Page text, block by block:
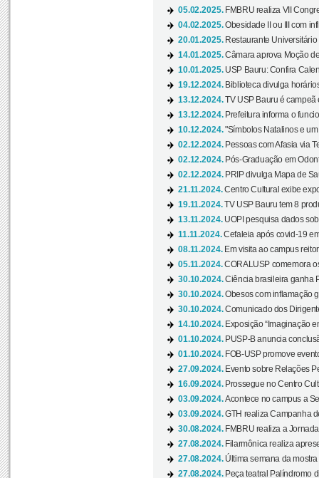
05.02.2025. FMBRU realiza VII
04.02.2025.Obesidade II ou III com
20.01.2025. Restaurante
14.01.2025.Câmara aprova Moção
10.01.2025. USP Bauru: Confira
19.12.2024. Biblioteca divulga
13.12.2024.TV USP Bauru é campeã
13.12.2024. Prefeitura informa o
10.12.2024."Símbolos Natalinos e
02.12.2024. Pessoas com Afasia via
02.12.2024. Pós-Graduação em
02.12.2024. PRIP divulga Mapa de
21.11.2024.Centro Cultural exibe
19.11.2024.TV USP Bauru tem 8
13.11.2024. UOPI pesquisa dados
11.11.2024.Cefaleia após covid-19
08.11.2024. Em visita ao campus
05.11.2024.CORALUSP comemora
30.10.2024.Ciência brasileira ganha
30.10.2024.Obesos com inflamação
30.10.2024.Comunicado dos
14.10.2024. Exposição “Imaginação
01.10.2024. PUSP-B anuncia
01.10.2024. FOB-USP promove
27.09.2024. Evento sobre Relações
16.09.2024. Prossegue no Centro
03.09.2024.Acontece no campus a
03.09.2024.GTH realiza Campanha
30.08.2024. FMBRU realiza a
27.08.2024. Filarmônica realiza
27.08.2024. Última semana da
27.08.2024. Peça teatral Palíndromo